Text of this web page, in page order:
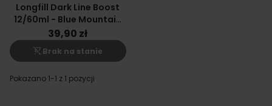
Longfill Dark Line Boost
12/60ml - Blue Mountain
Drink
39,90 zł
shopping_cart_off Brak na stanie
Pokazano 1-1 z 1 pozycji